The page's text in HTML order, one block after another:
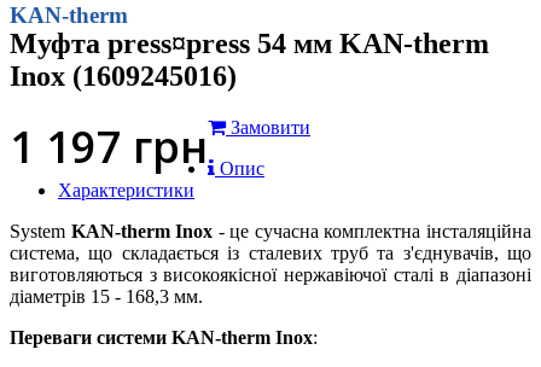
KAN-therm
Муфта press¤press 54 мм KAN-therm
Inox (1609245016)
1 197 грн
Замовити
Опис
Характеристики
System KAN-therm Inox - це сучасна комплектна інсталяційна
система, що складається із сталевих труб та з'єднувачів, що
виготовляються з високоякісної нержавіючої сталі в діапазоні
діаметрів 15 - 168,3 мм.
Переваги системи KAN-therm Inox: